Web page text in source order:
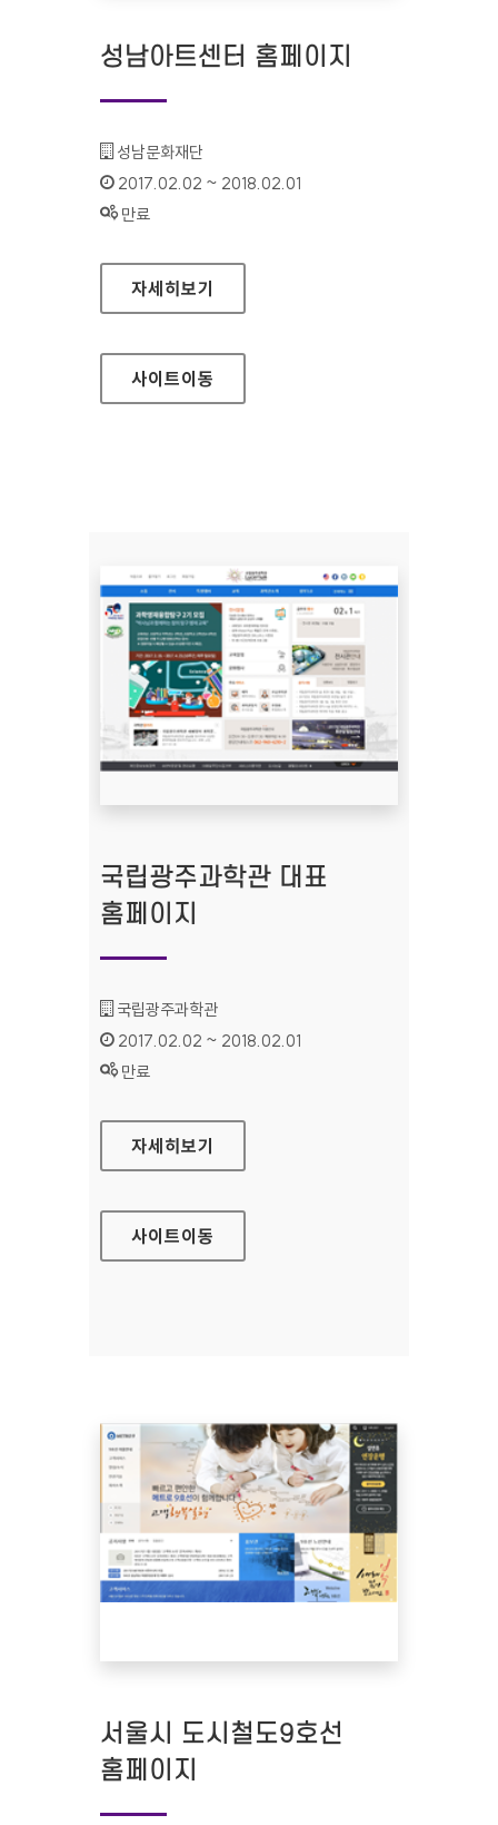
성남아트센터 홈페이지
기관명 :
성남문화재단
인증기간 :
2017.02.02 ~ 2018.02.01
상태 :
만료
성남아트센터 홈페이지
자세히보기
사이트이동
국립광주과학관 대표
홈페이지
기관명 :
국립광주과학관
인증기간 :
2017.02.02 ~ 2018.02.01
상태 :
만료
국립광주과학관 대표 홈페이지
자세히보기
사이트이동
서울시 도시철도9호선
홈페이지